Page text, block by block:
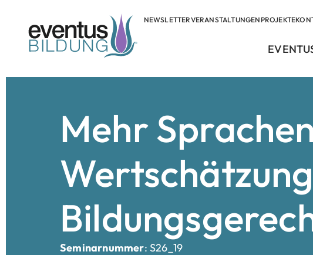
NEWSLETTERVERANSTALTUNGEN PROJEKTE
Mehr
Seminarnummer: S26_19